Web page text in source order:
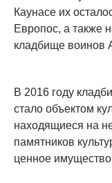
Каунасе их
Европос, а также
кладбище воинов
В 2016 году
стало объектом
находящиеся на
памятников
ценное